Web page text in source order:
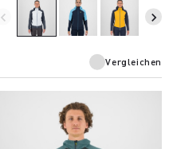
Bewegungsfreiheit und
Wärmeisolation garantiert.
navigate_before navigate_next
Vergleichen